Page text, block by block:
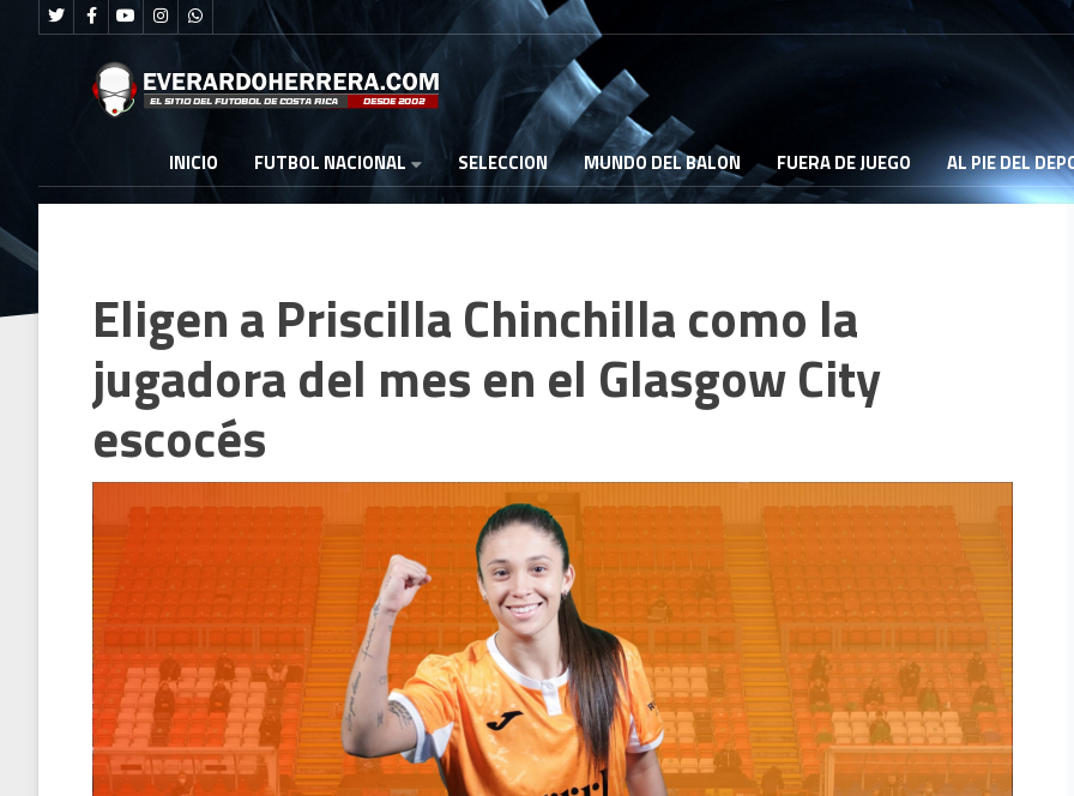
INICIO FUTBOL NACIONAL SELECCION MUNDO DEL BALON FUERA DE JUEGO AL PIE DEL
Eligen a Priscilla Chinchilla como la
jugadora del mes en el Glasgow City
escocés